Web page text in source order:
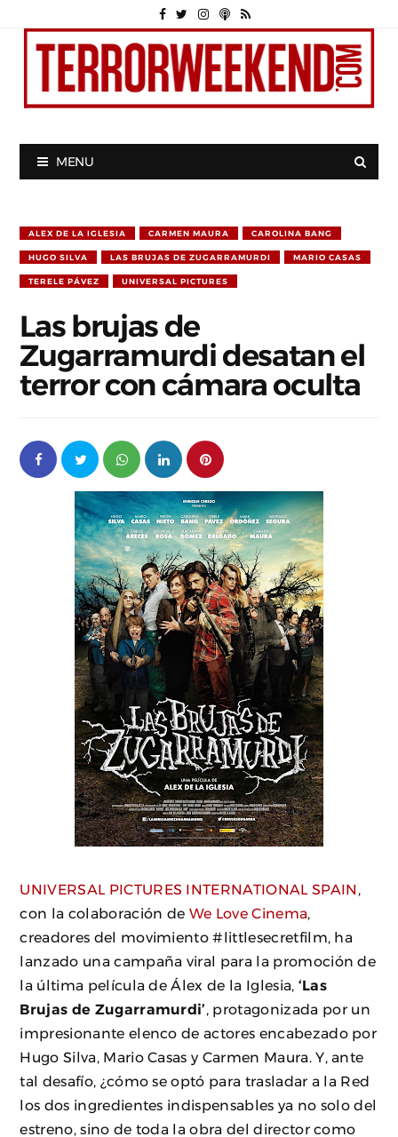
MENU
ALEX DE LA IGLESIA CARMEN MAURA CAROLINA BANG
HUGO SILVA LAS BRUJAS DE ZUGARRAMURDI MARIO CASAS
TERELE PÁVEZ UNIVERSAL PICTURES
Las brujas de
Zugarramurdi desatan el
terror con cámara oculta
UNIVERSAL PICTURES INTERNATIONAL SPAIN
con la colaboración de We Love Cinema
creadores del movimiento #littlesecretfilm, ha
lanzado una campaña viral para la promoción de
la última película de Álex de la Iglesia, ‘Las
Brujas de Zugarramurdi’
, protagonizada por un
impresionante elenco de actores encabezado por
Hugo Silva, Mario Casas y Carmen Maura. Y, ante
tal desafío, ¿cómo se optó para trasladar a la Red
los dos ingredientes indispensables ya no solo del
estreno, sino de toda la obra del director como